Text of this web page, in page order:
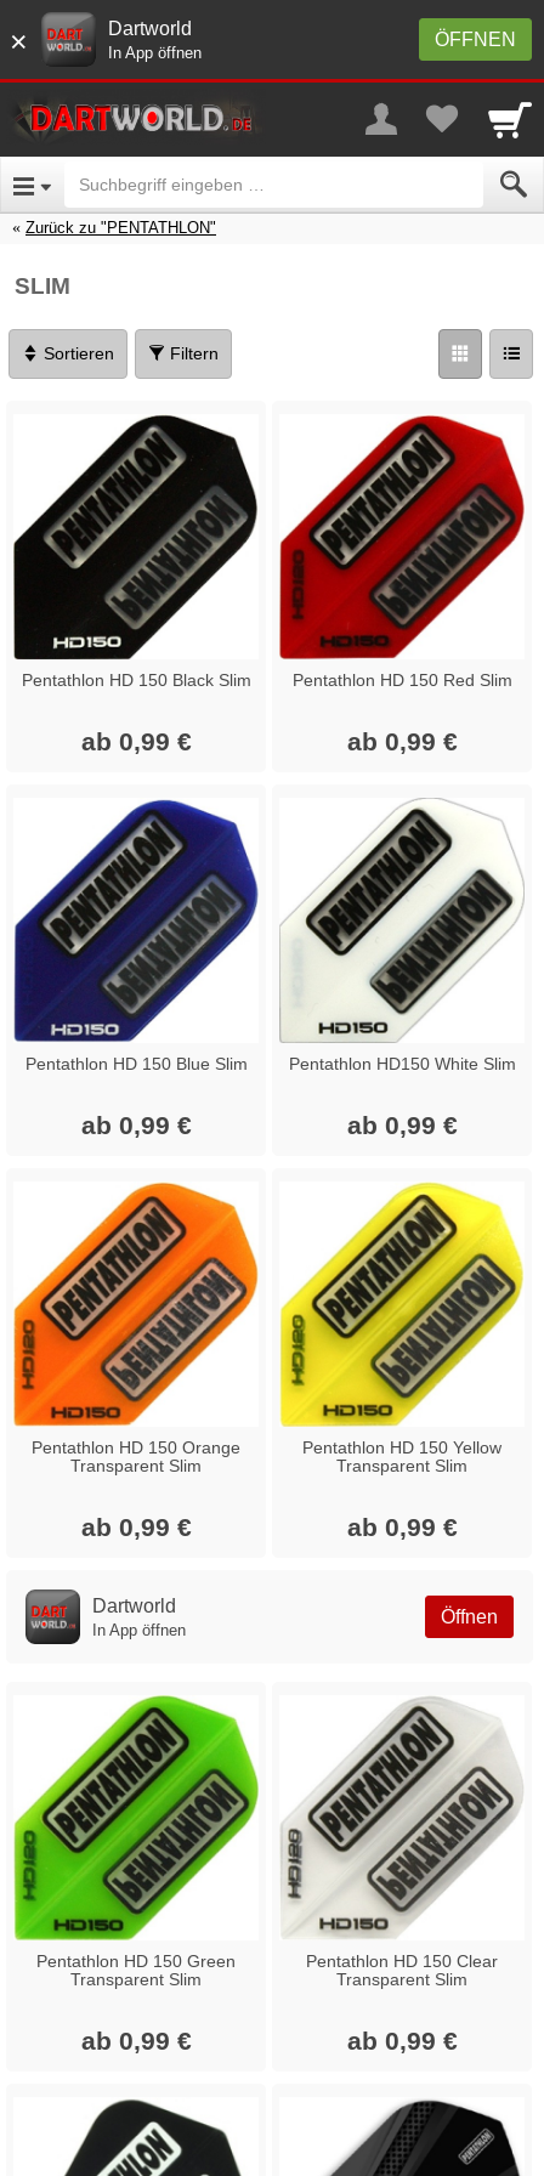
× ÖFFNEN
Dartworld
In App öffnen
Zurück zu "PENTATHLON"
SLIM
Sortieren Filtern
Pentathlon HD 150 Black Slim
ab 0,99 €
Pentathlon HD 150 Red Slim
ab 0,99 €
Pentathlon HD 150 Blue Slim
ab 0,99 €
Pentathlon HD150 White Slim
ab 0,99 €
Pentathlon HD 150 Orange
Transparent Slim
ab 0,99 €
Pentathlon HD 150 Yellow
Transparent Slim
ab 0,99 €
Öffnen
Dartworld
In App öffnen
Pentathlon HD 150 Green
Transparent Slim
ab 0,99 €
Pentathlon HD 150 Clear
Transparent Slim
ab 0,99 €